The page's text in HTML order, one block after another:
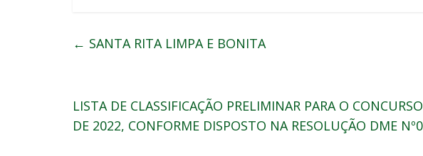
← SANTA RITA LIMPA E BONITA
LISTA DE CLASSIFICAÇÃO PRELIMINAR PARA O
DE 2022, CONFORME DISPOSTO NA RESOLUÇÃO DME